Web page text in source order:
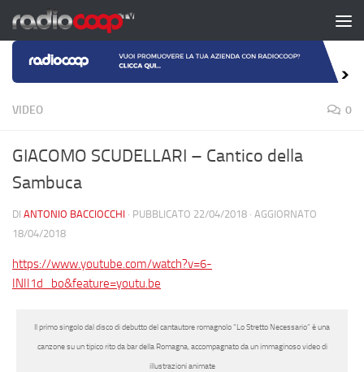
Salta al contenuto
VIDEO 0
GIACOMO SCUDELLARI – Cantico della
Sambuca
DI ANTONIO BACCIOCCHI · PUBBLICATO 22/04/2018 · AGGIORNATO
18/04/2018
https://www.youtube.com/watch?v=6-
INII1d_bo&feature=youtu.be
Il primo singolo dal disco di debutto del cantautore romagnolo “Lo Stretto Necessario” è una
canzone su un tipico rito da bar della Romagna, accompagnato da un immaginoso video di
illustrazioni animate